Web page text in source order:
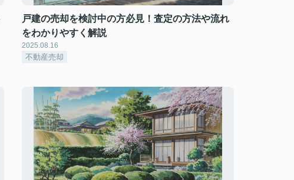
戸建の売却を検討中の方必見！査定の方法や流れ
をわかりやすく解説
2025.08.16
不動産売却